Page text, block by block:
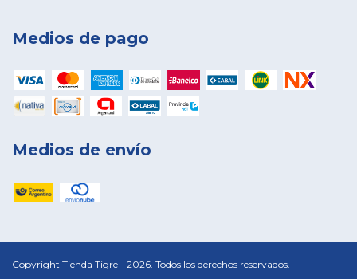
Medios de pago
Medios de envío
Copyright Tienda Tigre - 2026. Todos los derechos reservados.